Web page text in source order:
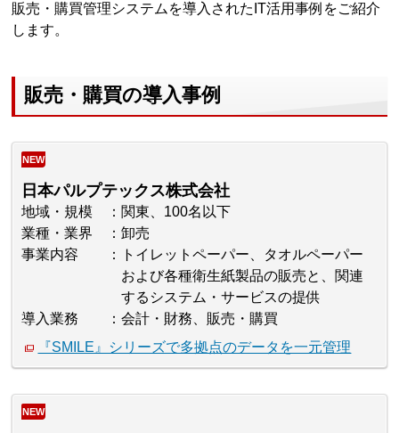
販売・購買管理システムを導入されたIT活用事例をご紹介
します。
販売・購買の導入事例
日本パルプテックス株式会社
地域・規模
関東、100名以下
業種・業界
卸売
事業内容
トイレットペーパー、タオルペーパー
および各種衛生紙製品の販売と、関連
するシステム・サービスの提供
導入業務
会計・財務、販売・購買
『SMILE』シリーズで多拠点のデータを一元管理
NEW
NEW